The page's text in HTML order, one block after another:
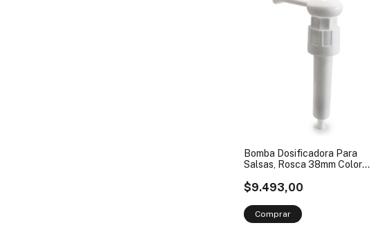
Bomba Dosificadora Para
Salsas, Rosca 38mm Color
$9.493,00